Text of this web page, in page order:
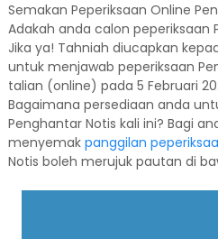
Semakan Peperiksaan Online
Adakah anda calon peperiksaan
Jika ya! Tahniah diucapkan
untuk menjawab peperiksaan
talian (online) pada 5 Februari
Bagaimana persediaan anda
Penghantar Notis kali ini? Bagi
menyemak panggilan
Notis boleh merujuk pautan di